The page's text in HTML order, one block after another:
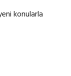
konularla